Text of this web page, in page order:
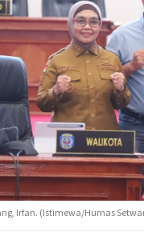
Irfan. (Istimewa/Humas